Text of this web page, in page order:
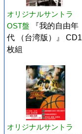
オリジナルサントラ
OST盤
『我的自由年
代 （台湾版）』 CD1
枚組
オリジナルサントラ